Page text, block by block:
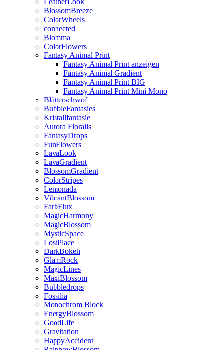
LeatherLook
BlossomBreeze
ColorWheels
connected
Blomma
ColorFlowers
Fantasy Animal Print
Fantasy Animal Print anzeigen
Fantasy Animal Gradient
Fantasy Animal Print BIG
Fantasy Animal Print Mini Mono
Blätterschwof
BubbleFantasies
Kristallfantasie
Aurora Floralis
FantasyDrops
FunFlowers
LavaLook
LavaGradient
BlossomGradient
ColorStripes
Lemonada
VibrantBlossom
FarbFlux
MagicHarmony
MagicBlossom
MysticSpace
LostPlace
DarkBokeh
GlamRock
MagicLines
MaxiBlossom
Bubbledrops
Fossilia
Monochrom Block
EnergyBlossom
GoodLife
Gravitation
HappyAccident